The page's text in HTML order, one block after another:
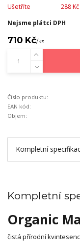
Ušetříte 288
Nejsme plátci DPH
710 Kč/ks
Číslo produktu:
EAN kód:
Objem:
Kompletní
Kompletní
Organic
čistá přírodní